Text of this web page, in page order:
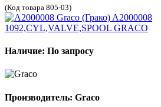
(Код товара 805-03)
Наличие: По запросу
Производитель: Graco